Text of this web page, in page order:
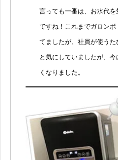
言っても一番は、お水代
ですね！これまでガロン
てましたが、社員が使うた
と気にしていましたが、
くなりました。